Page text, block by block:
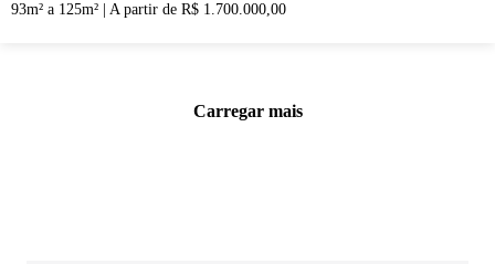
93m² a 125m²
A partir de R$ 1.700.000,00
Carregar mais